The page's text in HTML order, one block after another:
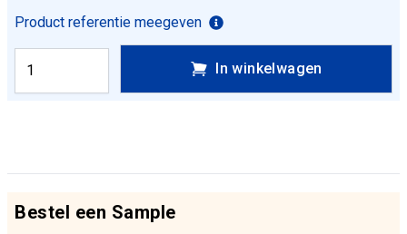
Product referentie meegeven
In winkelwagen
Bestel een Sample